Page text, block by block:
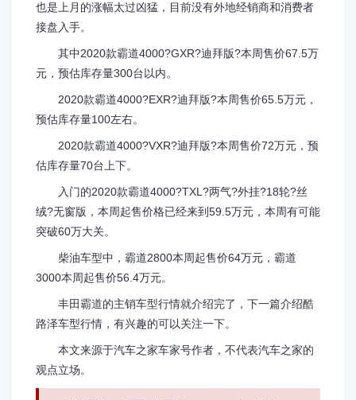
也是上月的涨幅太过凶猛，目前没有外地经销商和消费者
接盘入手。
其中2020款霸道4000?GXR?迪拜版?本周售价67.5万
元，预估库存量300台以内。
2020款霸道4000?EXR?迪拜版?本周售价65.5万元，
预估库存量100左右。
2020款霸道4000?VXR?迪拜版?本周售价72万元，预
估库存量70台上下。
入门的2020款霸道4000?TXL?两气?外挂?18轮?丝
绒?无窗版，本周起售价格已经来到59.5万元，本周有可能
突破60万大关。
柴油车型中，霸道2800本周起售价64万元，霸道
3000本周起售价56.4万元。
丰田霸道的主销车型行情就介绍完了，下一篇介绍酷
路泽车型行情，有兴趣的可以关注一下。
本文来源于汽车之家车家号作者，不代表汽车之家的
观点立场。